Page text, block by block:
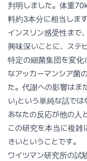
判明しました。体重
料約3本分に相当しま
インスリン感受性まで
興味深いことに、ステ
特定の細菌集団を変化
なアッカーマンシア菌
た。代謝への影響はま
い」という単純な話で
あなたの反応が他の人
この研究を本当に複雑
きいということです。
ワイツマン研究所の試